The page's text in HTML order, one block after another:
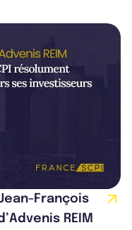
François
REIM